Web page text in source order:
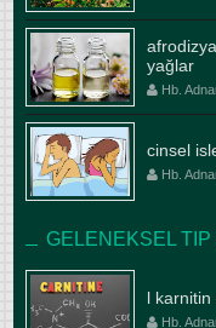
yağlar
Hb.
cinsel
Hb.
GELENEKSEL TIP
l karnitin
Hb.